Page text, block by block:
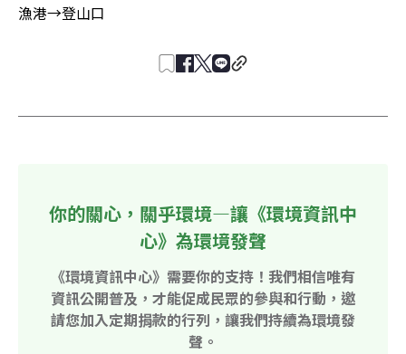
漁港→登山口
你的關心，關乎環境—讓《環境資訊中
心》為環境發聲
《環境資訊中心》需要你的支持！我們相信唯有
資訊公開普及，才能促成民眾的參與和行動，邀
請您加入定期捐款的行列，讓我們持續為環境發
聲。